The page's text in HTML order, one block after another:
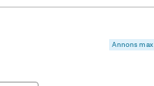
Annons max